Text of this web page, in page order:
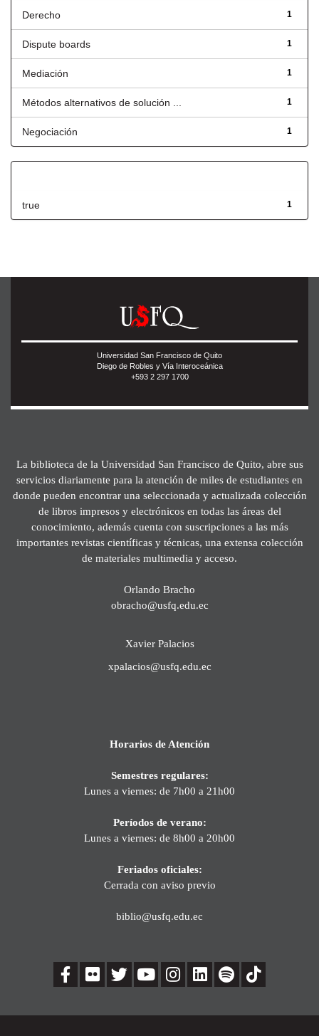
1
Derecho
1
Dispute boards
1
Mediación
1
Métodos alternativos de solución ...
1
Negociación
1
true
Universidad San Francisco de Quito
Diego de Robles y Vía Interoceánica
+593 2 297 1700
La biblioteca de la Universidad San Francisco de Quito, abre sus
servicios diariamente para la atención de miles de estudiantes en
donde pueden encontrar una seleccionada y actualizada colección
de libros impresos y electrónicos en todas las áreas del
conocimiento, además cuenta con suscripciones a las más
importantes revistas científicas y técnicas, una extensa colección
de materiales multimedia y acceso.
Orlando Bracho
obracho@usfq.edu.ec
Xavier Palacios
xpalacios@usfq.edu.ec
Horarios de Atención
Semestres regulares:
Lunes a viernes: de 7h00 a 21h00
Períodos de verano:
Lunes a viernes: de 8h00 a 20h00
Feriados oficiales:
Cerrada con aviso previo
biblio@usfq.edu.ec